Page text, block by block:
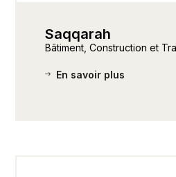
Saqqarah
Bâtiment, Construction et
En savoir plus